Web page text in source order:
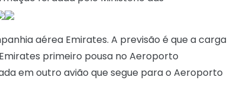
aérea Emirates. A previsão é que a carga
primeiro pousa no Aeroporto
em outro avião que segue para o Aeroporto